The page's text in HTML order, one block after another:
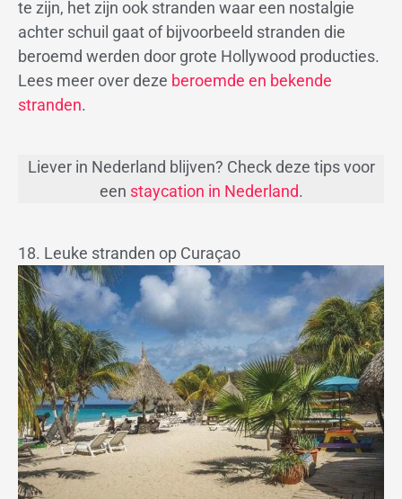
te zijn, het zijn ook stranden waar een nostalgie
achter schuil gaat of bijvoorbeeld stranden die
beroemd werden door grote Hollywood producties.
Lees meer over deze beroemde en bekende
stranden.
Liever in Nederland blijven? Check deze tips voor
een staycation in Nederland.
18. Leuke stranden op Curaçao